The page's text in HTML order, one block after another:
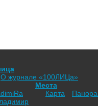
О журнале «100ЛИЦа»
Места
Карта